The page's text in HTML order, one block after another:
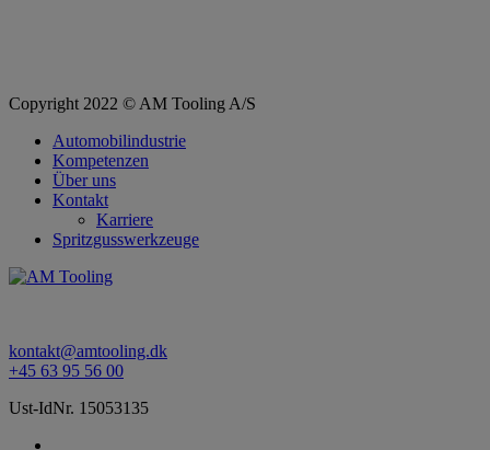
Copyright 2022 © AM Tooling A/S
Automobilindustrie
Kompetenzen
Über uns
Kontakt
Karriere
Spritzgusswerkzeuge
kontakt@amtooling.dk
+45 63 95 56 00
Ust-IdNr. 15053135